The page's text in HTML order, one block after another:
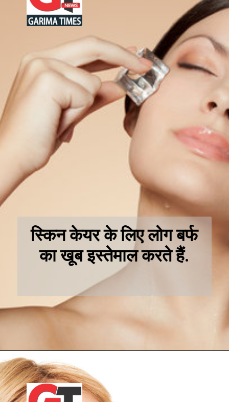
स्किन केयर के लिए लोग बर्फ
का खूब इस्तेमाल करते हैं.